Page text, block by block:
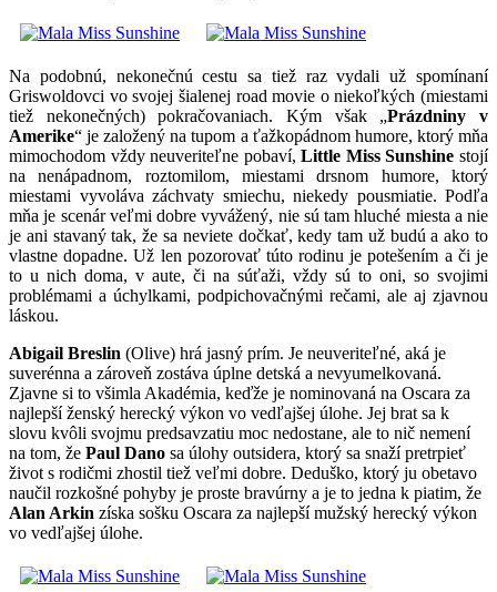
Na podobnú, nekonečnú cestu sa tiež raz vydali už spomínaní
Griswoldovci vo svojej šialenej road movie o niekoľkých (miestami
tiež nekonečných) pokračovaniach. Kým však „Prázdniny v
Amerike“ je založený na tupom a ťažkopádnom humore, ktorý mňa
mimochodom vždy neuveriteľne pobaví,Little Miss Sunshine stojí
na nenápadnom, roztomilom, miestami drsnom humore, ktorý
miestami vyvoláva záchvaty smiechu, niekedy pousmiatie. Podľa
mňa je scenár veľmi dobre vyvážený, nie sú tam hluché miesta a nie
je ani stavaný tak, že sa neviete dočkať, kedy tam už budú a ako to
vlastne dopadne. Už len pozorovať túto rodinu je potešením a či je
to u nich doma, v aute, či na súťaži, vždy sú to oni, so svojimi
problémami a úchylkami, podpichovačnými rečami, ale aj zjavnou
láskou.
Abigail Breslin (Olive) hrá jasný prím. Je neuveriteľné, aká je
suverénna a zároveň zostáva úplne detská a nevyumelkovaná.
Zjavne si to všimla Akadémia, keďže je nominovaná na Oscara za
najlepší ženský herecký výkon vo vedľajšej úlohe. Jej brat sa k
slovu kvôli svojmu predsavzatiu moc nedostane, ale to nič nemení
na tom, že Paul Dano sa úlohy outsidera, ktorý sa snaží pretrpieť
život s rodičmi zhostil tiež veľmi dobre. Deduško, ktorý ju obetavo
naučil rozkošné pohyby je proste bravúrny a je to jedna k piatim, že
Alan Arkin získa sošku Oscara za najlepší mužský herecký výkon
vo vedľajšej úlohe.